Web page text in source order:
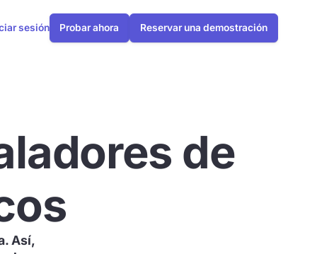
sesión Probar ahora Reservar una demostración
de
Así,